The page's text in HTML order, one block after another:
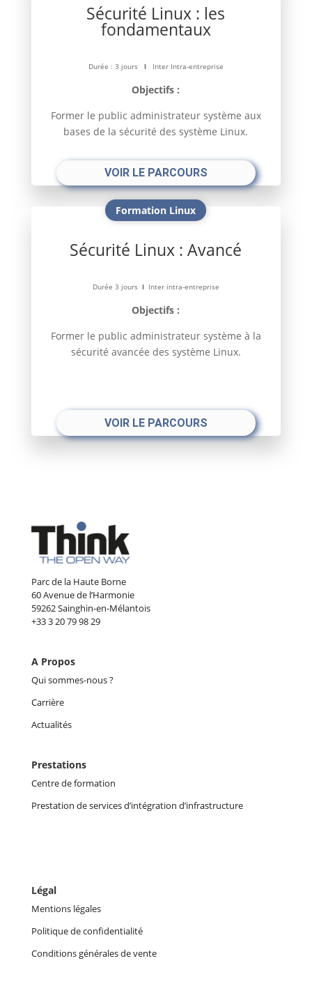
Sécurité Linux : les
fondamentaux
Durée : 3 jours lInter Intra-entreprise
Objectifs :
Former le public administrateur système aux
bases de la sécurité des système Linux.
VOIR LE PARCOURS
Formation Linux
Sécurité Linux : Avancé
Durée 3 jours lInter intra-entreprise
Objectifs :
Former le public administrateur système à la
sécurité avancée des système Linux.
VOIR LE PARCOURS
Parc de la Haute Borne
60 Avenue de l’Harmonie
59262 Sainghin-en-Mélantois
+33 3 20 79 98 29
A Propos
Qui sommes-nous ?
Carrière
Actualités
Prestations
Centre de formation
Prestation de services d’intégration d’infrastructure
Légal
Mentions légales
Politique de confidentialité
Conditions générales de vente